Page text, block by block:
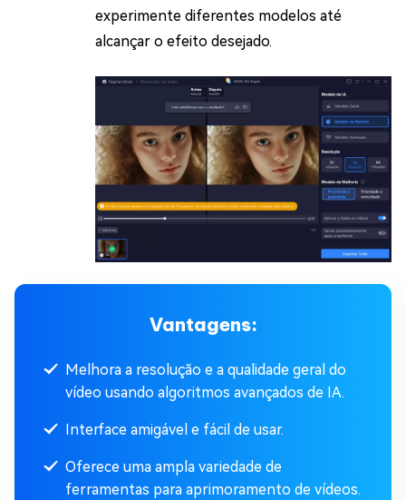
experimente diferentes modelos até
alcançar o efeito desejado.
Vantagens:
Melhora a resolução e a qualidade geral do
vídeo usando algoritmos avançados de IA.
Interface amigável e fácil de usar.
Oferece uma ampla variedade de
ferramentas para aprimoramento de vídeos.